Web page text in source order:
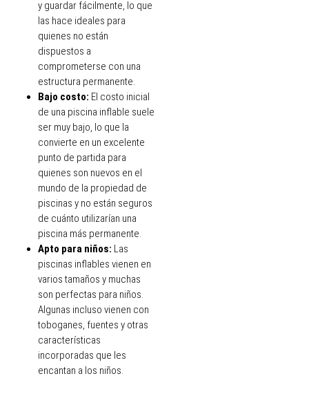
y guardar fácilmente, lo que
las hace ideales para
quienes no están
dispuestos a
comprometerse con una
estructura permanente.
Bajo costo: El costo inicial
de una piscina inflable suele
ser muy bajo, lo que la
convierte en un excelente
punto de partida para
quienes son nuevos en el
mundo de la propiedad de
piscinas y no están seguros
de cuánto utilizarían una
piscina más permanente.
Apto para niños: Las
piscinas inflables vienen en
varios tamaños y muchas
son perfectas para niños.
Algunas incluso vienen con
toboganes, fuentes y otras
características
incorporadas que les
encantan a los niños.